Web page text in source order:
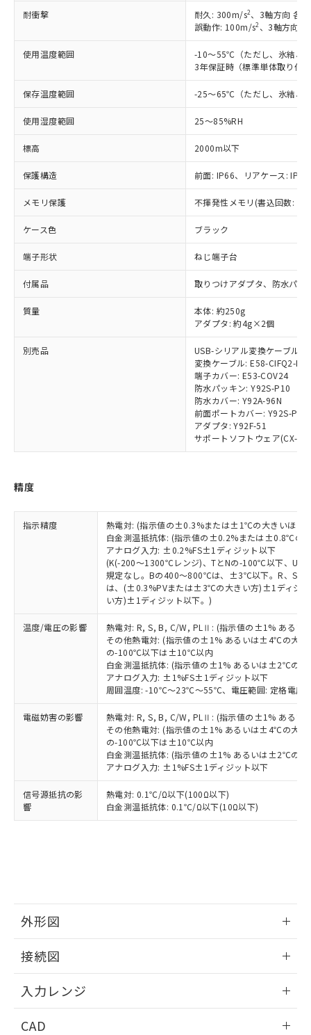
耐衝撃 耐久: 300m/s2、3軸方向 各3
誤動作: 100m/s2 、3軸方向
使用温度範囲
-10～55℃（ただし、氷結、
3年保証時（標準単体取り付
保存温度範囲 -25～65℃（ただし、氷結、
使用湿度範囲 25～85%RH
標高 2000m以下
保護構造 前面: IP66、リアケース:
メモリ保護 不揮発性メモリ(書込回数:
ケース色 ブラック
端子形状 ねじ端子台
付属品 取りつけアダプタ、防水パッ
質量
本体: 約250g
アダプタ: 約4g×2個
別売品
USB-シリアル変換ケーブル:
変換ケーブル: E58-CIFQ2-E
端子カバー: E53-COV24
防水パッキン: Y92S-P10
防水カバー: Y92A-96N
前面ポートカバー: Y92S-P7
アダプタ: Y92F-51
サポートソフトウェア(CX-
精度
指示精度
熱電対: (指示値の±0.3%または±1℃の大きいほう
白金測温抵抗体: (指示値の±0.2%または±0.8℃の
アナログ入力: ±0.2%FS±1ディジット以下
(K(-200～1300℃レンジ)、TとNの-100℃以下、U
規定なし。Bの400～800℃は、±3℃以下。R、S
は、(±0.3%PVまたは±3℃の大きい方)±1ディジ
い方)±1ディジット以下。)
温度/電圧の影響
熱電対: R, S, B, C/W, PLⅡ: (指示値の±1% ある
その他熱電対: (指示値の±1% あるいは±4℃の大き
の-100℃以下は±10℃以内
白金測温抵抗体: (指示値の±1% あるいは±2℃の大
アナログ入力: ±1%FS±1ディジット以下
周囲温度: -10℃～23℃～55℃、電圧範囲: 定格電圧
電磁妨害の影響
熱電対: R, S, B, C/W, PLⅡ: (指示値の±1% ある
その他熱電対: (指示値の±1% あるいは±4℃の大き
の-100℃以下は±10℃以内
白金測温抵抗体: (指示値の±1% あるいは±2℃の大
アナログ入力: ±1%FS±1ディジット以下
信号源抵抗の影
響
熱電対: 0.1℃/Ω以下(100Ω以下)
白金測温抵抗体: 0.1℃/Ω以下(10Ω以下)
外形図
接続図
入力レンジ
CAD
当社制御機器事業取扱商品の中には、
本サービスの対象外となる商品もある
在庫状況および標準価格照会結果は、
記載している更新日時点での社内デー
タに基づき作成されるものであり、閲
覧された時点での実際の在庫および標
準価格とは異なる場合があることをご
様のお取引先、またはお客様担当のオ
ムロン制御機器販売店・当社販売員に
オムロン制御機器販売店や当社販売拠
販売ネットワーク
」をご確認
在庫状況および標準価格結果を当社の
事前の承諾なく第三者に漏洩または開
示しないようお願いします。
マイパーツ機能（部品リスト作成サー
ビス）をご利用いただくには、I-Web
お客様が当ウェブサイト上で当社にご
登録された部品リストについて、当社
および当社の共同利用者が、当社の製
品・サービスに関するお客様との取
引・商談に必要な範囲で利用すること
非該当品：ライセンス料など無形物で、有
害物質有無と関係のない商品です。
仕入先様の事情により、非含有部品として
いたものが、含有品と判明した場合などや
むを得ず変更することがあります。
*EU RoHS指令（10物質）：
ミウム(Cd) 100ppm以下、
六価クロム(Cr(Ⅵ)) 1000ppm以下、ポリ臭化ビフェニル
類(PBB) 1000ppm以下、ポリ臭化ジフェニルエーテル類
(PBDE) 1000ppm以下、フタル酸ビス(2-エチルヘキシ
ル) (DEHP)(別名：DOP) 1000ppm以下、フタル酸ブチ
ルベンジル（BBP） 1000ppm以下、フタル酸ジブチル
(DIBP) 1000ppm以下
但し、RoHS指令で産業用監視および制御機器に対する
フタル酸エステル類の４物質については閾値を超える意
図的な使用がないことを確認しています。
部品在庫の切り替え状況などにより、予定
月が前後することがあります。
※3 非含有証明書ダウンロード
下記の非含有証明書をダウンロードするこ
EU RoHS指令（10物質）の非含有証明書
ものではありません。
また、RoHS指令のフタル酸エステル類４
物質の対応では、対応完了までの期間は出
荷製品に未対応品が混在することから備考
欄に対応日を記載しておりました。
既に当社にて対応品への在庫切替を完了
していることから、特段のことがない限
り、2022年1月12日より割愛しておりま
す。
「○」：最大均質材料含有率が中国RoHSの
基準値以下であることを示します。
「×」：最大均質材料含有率が中国RoHSの
基準値を超えていることを示します。
「－」：未確認です。当社販売部門へお問
Pb(鉛) :1000ppm、 Hg(水銀) : 1000ppm、 Cd(カドミウ
Cr(Ⅵ)(六価クロム) : 1000ppm、 PBBs(ポリ臭化ビフェ
ニル類) : 1000ppm、 PBDEs(ポリ臭化ジフェニルエーテ
DBP(フタル酸ジブチル) : 1000ppm、 DIBP(フタル酸ジ
イソブチル) : 1000ppm、 BBP(フタル酸ブチルベンジ
ル) : 1000ppm、
DEHP(フタル酸ビス(2-エチルヘキシル)) : 1000ppm
「ｅ」：有害物質（10物質）のすべてが基
準値以下であることを示します。
「10」：通常の使用状況下において有害物
質が外部に漏えいし、環境に深刻な影響を
及ぼさない年数を意味します。
「－」：未確認です。当社販売部門へお問
当社は、これら貴社製品のうち、外国
為替および外国貿易法に定める商品
（以下｢規制貨物等」という）を輸出
または国外への提供する場合は、日本
国政府の輸出許可(または役務取引許
可)を取得するなどの必要な手続きを
当社は規制貨物を破棄する場合は、完
全に破砕するなど、違法に輸出されな
いよう必要な手段を講じます。
当社は貴社製品を、核兵器、ミサイ
武器並びにこれらの製造装置等に一切
当社は、貴社製品を第三者に販売する
場合は、上記1、2および3の内容を当
該第三者に通知します。また当社は、
販売先および販売に係わる関係者が違
法に輸出するおそれがある場合は、取
り引きをいたしません。
キャンセル
号
一定数には満たないが在庫あり
在庫なし(最新の在庫状況につ
いては、お客様のお取引先、ま
たはお客様担当のオムロン制御
機器販売店・当社販売員にご確
受注生産機種、また在庫状況の
情報を公開していない機種